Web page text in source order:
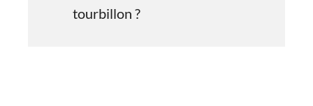
tourbillon ?